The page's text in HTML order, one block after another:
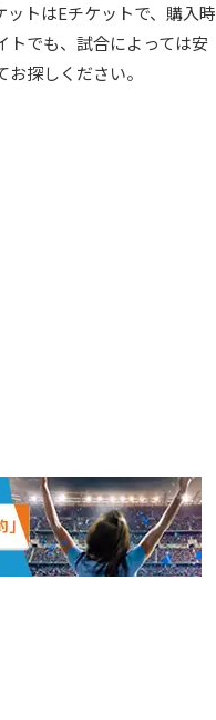
トはEチケットで、購入時
でも、試合によっては安
探しください。